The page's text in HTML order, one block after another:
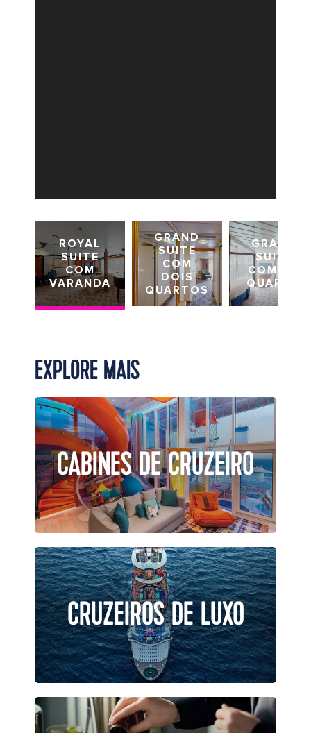
ROYAL
SUITE
COM
VARANDA
GRAND
SUITE
COM
DOIS
QUARTOS
GRAND
SUITE
COM UM
QUARTO
EXPLORE MAIS
CABINES DE CRUZEIRO
CRUZEIROS DE LUXO